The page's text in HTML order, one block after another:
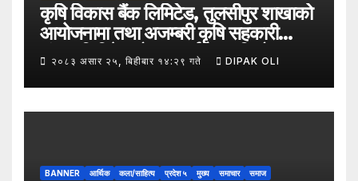
कृषि विकास बैंक लिमिटेड, तुलसीपुर शाखाको
आयोजनामा तथा अजम्बरी कृषि सहकारी
संस्था लिमिटेडको सहकार्यमा “कृषिको
समावेशी रूपान्तरणका लागि मूल्य शृङ्खला
(VITA) कार्यक्रम अन्तर्गत तरकारी उत्पादक
किसान र व्यापारीबीच व्यवसाय विस्तार सम्बन्धी
२०८३ असार २५, बिहीबार १४:२९ गते DIPAK OLI
BANNER आर्थिक कला/साहित्य प्रदेश ५ मुख्य समाचार समाज